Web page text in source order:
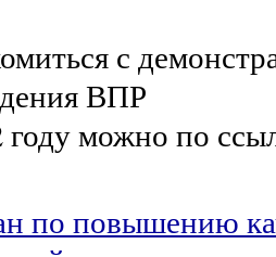
с
ВПР
году можно по
по повышению